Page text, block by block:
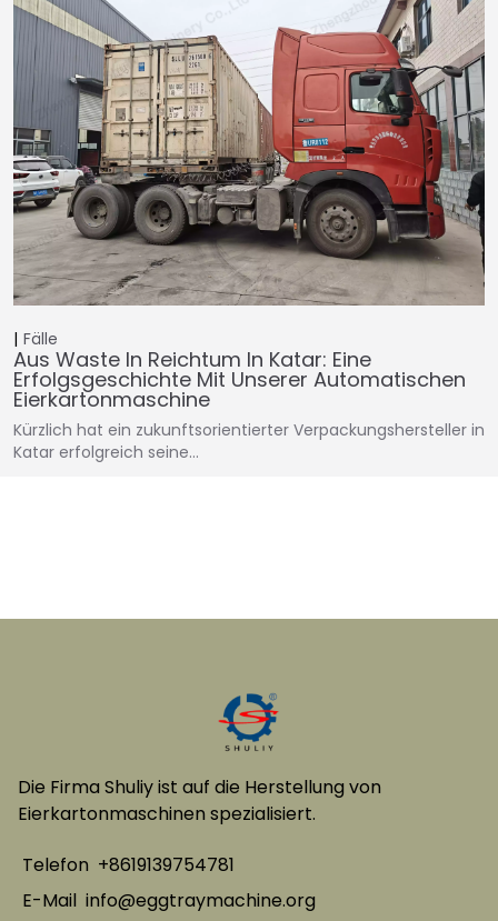
Fälle
Aus Waste In Reichtum In Katar: Eine
Erfolgsgeschichte Mit Unserer Automatischen
Eierkartonmaschine
Kürzlich hat ein zukunftsorientierter Verpackungshersteller in
Katar erfolgreich seine…
Die Firma Shuliy ist auf die Herstellung von
Eierkartonmaschinen spezialisiert.
Telefon +8619139754781
E-Mail info@eggtraymachine.org